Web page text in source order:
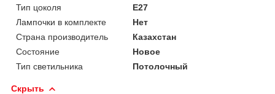
Тип цоколя
E27
Лампочки в комплекте
Нет
Страна производитель
Казахстан
Состояние
Новое
Тип светильника
Потолочный
Скрыть